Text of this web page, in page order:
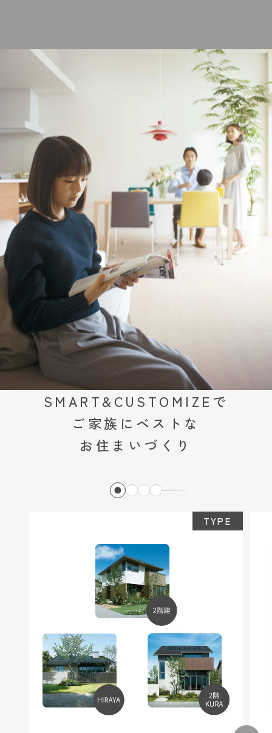
[MISAWA RELAY]
住まいの売却
これから住まいをご検討の方
多彩な動画やこだわりが詰まった建築実例、注目の最新情報など、住
まいづくりを楽しく学べるデジタルラウンジです。
ホームラウンジ 新築・戸建て
土地活用の基礎から長期安定経営を目指すオーナー様まで、賃貸経営
に役立つ多彩な情報を幅広くお届けします。
ホームラウンジ 土地活用・賃貸経営
これからリフォームをご検討の方
実例動画や基礎知識、収納の工夫など、理想の住まいを叶えるリフォ
ームの具体策とアイデアを豊富にご用意しています。
ホームラウンジ リフォーム
すべてのフィールドに新しい価値をデザインし、持続可能な未来志向
ミサワゼネラルソリューション
ミサワホームオーナーさま・リフォーム工事ご契約者さまとミサワホ
ームを結ぶコミュニケーションサイト。お得・便利・安心なコンテン
ツや、ミサワホームからの大切なお知らせなど配信しています。
ミサワオーナーズクラブ
中途採用
障がい者採用
ウエルネス事業
海外事業
ミサワアイデンティティ
SMART&CUSTOMIZEで
ご家族にベストな
お住まいづくり
TYPE